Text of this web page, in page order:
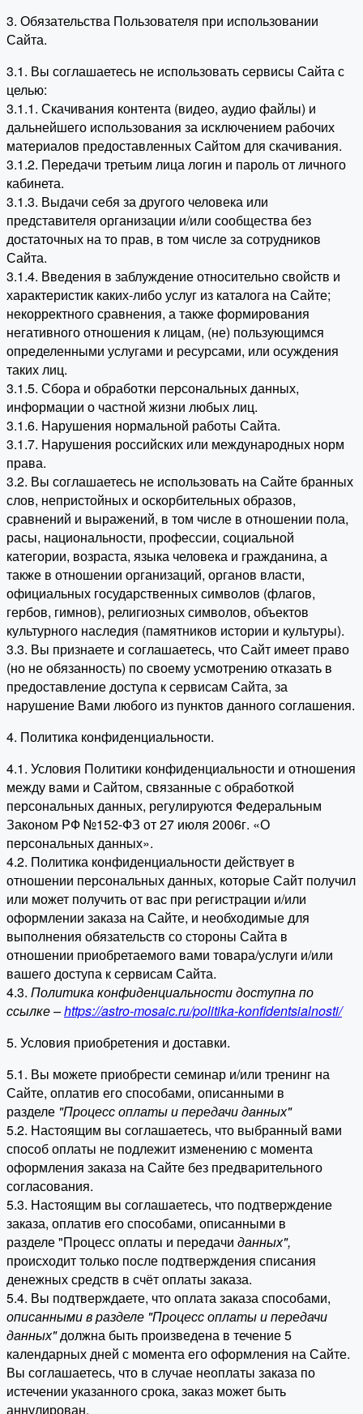
3. Обязательства Пользователя при использовании
Сайта.
3.1. Вы соглашаетесь не использовать сервисы Сайта с
целью:
3.1.1. Скачивания контента (видео, аудио файлы) и
дальнейшего использования за исключением рабочих
материалов предоставленных Сайтом для скачивания.
3.1.2. Передачи третьим лица логин и пароль от личного
кабинета.
3.1.3. Выдачи себя за другого человека или
представителя организации и/или сообщества без
достаточных на то прав, в том числе за сотрудников
Сайта.
3.1.4. Введения в заблуждение относительно свойств и
характеристик каких-либо услуг из каталога на Сайте;
некорректного сравнения, а также формирования
негативного отношения к лицам, (не) пользующимся
определенными услугами и ресурсами, или осуждения
таких лиц.
3.1.5. Сбора и обработки персональных данных,
информации о частной жизни любых лиц.
3.1.6. Нарушения нормальной работы Сайта.
3.1.7. Нарушения российских или международных норм
права.
3.2. Вы соглашаетесь не использовать на Сайте бранных
слов, непристойных и оскорбительных образов,
сравнений и выражений, в том числе в отношении пола,
расы, национальности, профессии, социальной
категории, возраста, языка человека и гражданина, а
также в отношении организаций, органов власти,
официальных государственных символов (флагов,
гербов, гимнов), религиозных символов, объектов
культурного наследия (памятников истории и культуры).
3.3. Вы признаете и соглашаетесь, что Сайт имеет право
(но не обязанность) по своему усмотрению отказать в
предоставление доступа к сервисам Сайта, за
нарушение Вами любого из пунктов данного соглашения.
4. Политика конфиденциальности.
4.1. Условия Политики конфиденциальности и отношения
между вами и Сайтом, связанные с обработкой
персональных данных, регулируются Федеральным
Законом РФ №152-ФЗ от 27 июля 2006г. «О
персональных данных».
4.2. Политика конфиденциальности действует в
отношении персональных данных, которые Сайт получил
или может получить от вас при регистрации и/или
оформлении заказа на Сайте, и необходимые для
выполнения обязательств со стороны Сайта в
отношении приобретаемого вами товара/услуги и/или
вашего доступа к сервисам Сайта.
4.3. Политика конфиденциальности доступна по
ссылке –https://astro-mosaic.ru/politika-konfidentsialnosti/
5. Условия приобретения и доставки.
5.1. Вы можете приобрести семинар и/или тренинг на
Сайте, оплатив его способами, описанными в
разделе "Процесс оплаты и передачи данных"
5.2. Настоящим вы соглашаетесь, что выбранный вами
способ оплаты не подлежит изменению с момента
оформления заказа на Сайте без предварительного
согласования.
5.3. Настоящим вы соглашаетесь, что подтверждение
заказа, оплатив его способами, описанными в
разделе "Процесс оплаты и передачи данных",
происходит только после подтверждения списания
денежных средств в счёт оплаты заказа.
5.4. Вы подтверждаете, что оплата заказа способами,
описанными в разделе "Процесс оплаты и передачи
данных"должна быть произведена в течение 5
календарных дней с момента его оформления на Сайте.
Вы соглашаетесь, что в случае неоплаты заказа по
истечении указанного срока, заказ может быть
аннулирован.